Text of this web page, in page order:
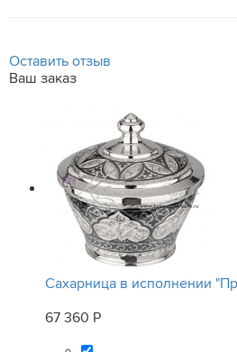
Оставить отзыв
Ваш заказ
Сахарница в исполнении
67 360 Р